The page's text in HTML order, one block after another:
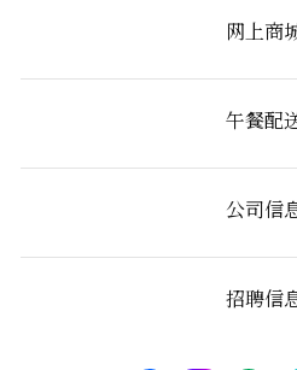
网上商
午餐配
公司信
招聘信